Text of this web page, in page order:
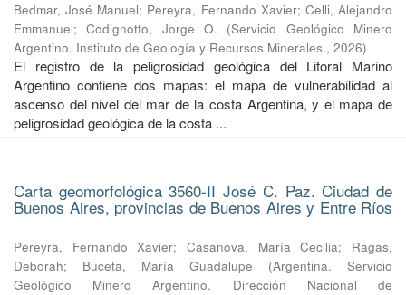
Bedmar, José Manuel; Pereyra, Fernando Xavier; Celli, Alejandro
Emmanuel;Codignotto, Jorge O. (Servicio Geológico Minero
Argentino. Instituto de Geología y Recursos Minerales., 2026)
El registro de la peligrosidad geológica del Litoral Marino
Argentino contiene dos mapas: el mapa de vulnerabilidad al
ascenso del nivel del mar de la costa Argentina, y el mapa de
peligrosidad geológica de la costa ...
Carta geomorfológica 3560-II José C. Paz. Ciudad de
Buenos Aires, provincias de Buenos Aires y Entre Ríos
Pereyra, Fernando Xavier;Casanova, María Cecilia; Ragas,
Deborah; Buceta, María Guadalupe (Argentina. Servicio
Geológico Minero Argentino. Dirección Nacional de